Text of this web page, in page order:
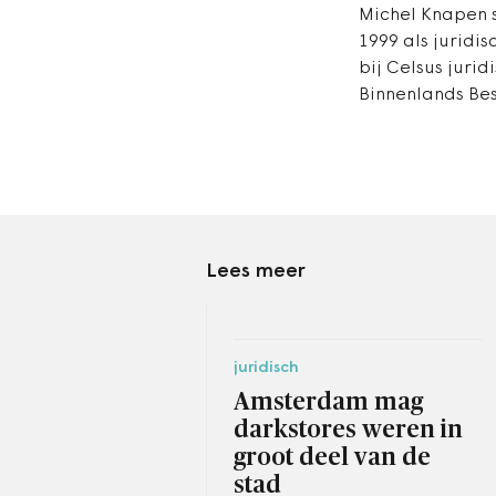
Michel Knapen
1999 als
bij Celsus
Binnenlands
Lees meer
juridisch
Amsterdam mag
darkstores weren in
groot deel van de
stad